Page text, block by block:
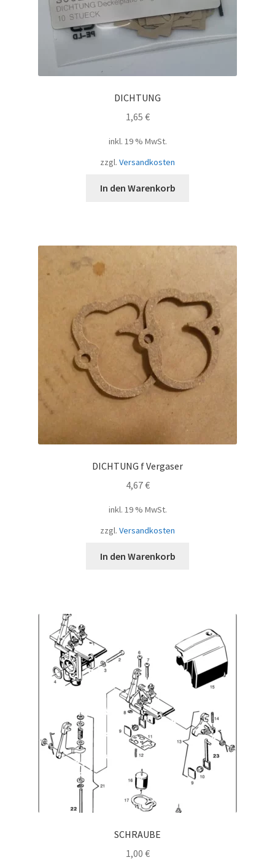
DICHTUNG
1,65 €
inkl. 19 % MwSt.
zzgl. Versandkosten
In den Warenkorb
DICHTUNG f Vergaser
4,67€
inkl. 19 % MwSt.
zzgl. Versandkosten
In den Warenkorb
SCHRAUBE
1,00 €